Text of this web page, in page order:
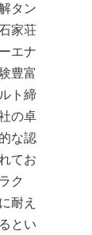
タン
家荘
エナ
豊富
ト締
の卓
な認
てお
ク
耐え
とい